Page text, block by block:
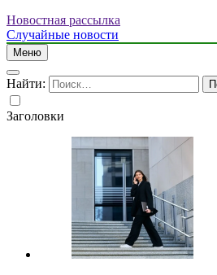
Новостная рассылка
Случайные новости
Меню
Найти:
Заголовки